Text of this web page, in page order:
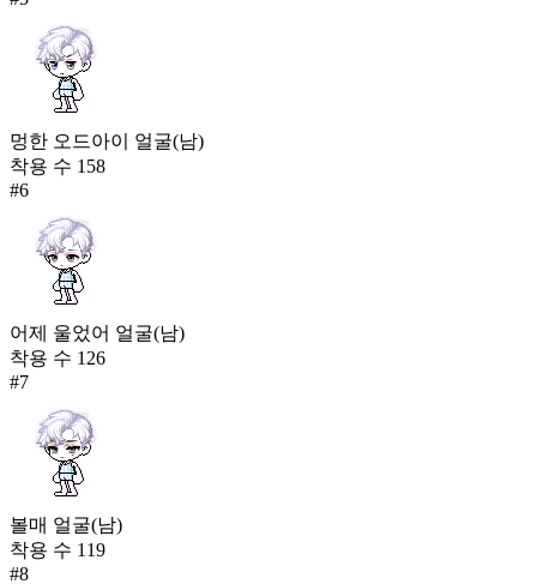
멍한 오드아이 얼굴(남)
착용 수 158
#6
어제 울었어 얼굴(남)
착용 수 126
#7
볼매 얼굴(남)
착용 수 119
#8